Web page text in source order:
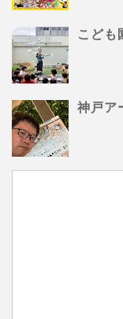
こども
神戸ア